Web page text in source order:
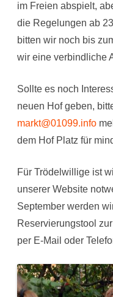
im Freien abspielt,
die Regelungen ab
bitten wir noch bis
wir eine verbindliche
Sollte es noch
neuen Hof geben,
markt@01099.info
dem Hof Platz für
Für Trödelwillige ist
unserer Website
September werden
Reservierungstool
per E-Mail oder